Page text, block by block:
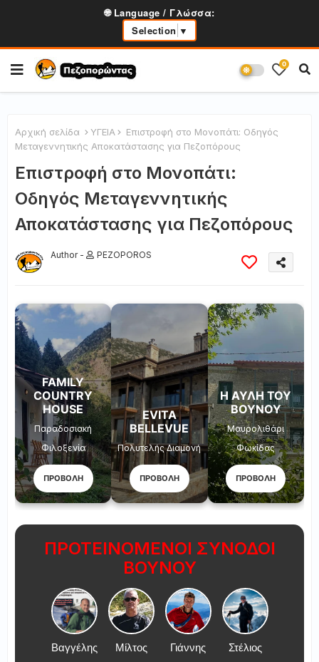
🌐 Language / Γλώσσα:
Selection ▼
0
Αρχική σελίδα ΥΓΕΙΑ
Επιστροφή στο Μονοπάτι: Οδηγός
Μεταγεννητικής Αποκατάστασης για Πεζοπόρους
Επιστροφή στο Μονοπάτι:
Οδηγός Μεταγεννητικής
Αποκατάστασης για Πεζοπόρους
Author - PEZOPOROS
FAMILY
COUNTRY
HOUSE
Παραδοσιακή
Φιλοξενία
ΠΡΟΒΟΛΗ
EVITA
BELLEVUE
Πολυτελής Διαμονή
ΠΡΟΒΟΛΗ
Η ΑΥΛΉ ΤΟΥ
ΒΟΥΝΟΎ
Μαυρολιθάρι
Φωκίδας
ΠΡΟΒΟΛΗ
ΠΡΟΤΕΙΝΟΜΕΝΟΙ ΣΥΝΟΔΟΙ
ΒΟΥΝΟΥ
Βαγγέλης
Μίλτος
Γιάννης
Στέλιος